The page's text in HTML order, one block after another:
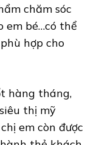
chăm sóc
em bé…có thể
hợp cho
hàng tháng,
thị mỹ
em còn được